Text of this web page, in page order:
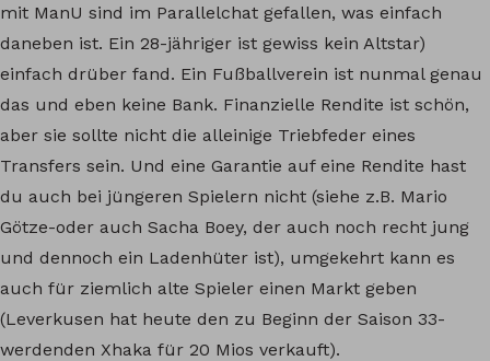
mit ManU sind im Parallelchat gefallen, was einfach
daneben ist. Ein 28-jähriger ist gewiss kein Altstar)
einfach drüber fand. Ein Fußballverein ist nunmal genau
das und eben keine Bank. Finanzielle Rendite ist schön,
aber sie sollte nicht die alleinige Triebfeder eines
Transfers sein. Und eine Garantie auf eine Rendite hast
du auch bei jüngeren Spielern nicht (siehe z.B. Mario
Götze-oder auch Sacha Boey, der auch noch recht jung
und dennoch ein Ladenhüter ist), umgekehrt kann es
auch für ziemlich alte Spieler einen Markt geben
(Leverkusen hat heute den zu Beginn der Saison 33-
werdenden Xhaka für 20 Mios verkauft).